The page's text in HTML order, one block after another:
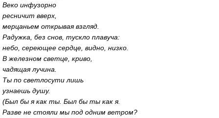
Веко инфузорно
ресничит вверх,
мерцаньем открывая взгляд.
Радужка, без снов, тускло плавуча:
небо, сереющее сердце, видно, низко.
В железном светце, криво,
чадящая лучина.
Ты по светлосути лишь
узнаешь душу.
(Был бы я как ты. Был бы ты как я.
Разве не стояли мы под одним ветром?